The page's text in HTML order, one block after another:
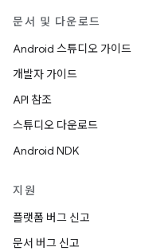
문서 및 다운로드
Android 스튜디오 가이드
개발자 가이드
API 참조
스튜디오 다운로드
Android NDK
지원
플랫폼 버그 신고
문서 버그 신고